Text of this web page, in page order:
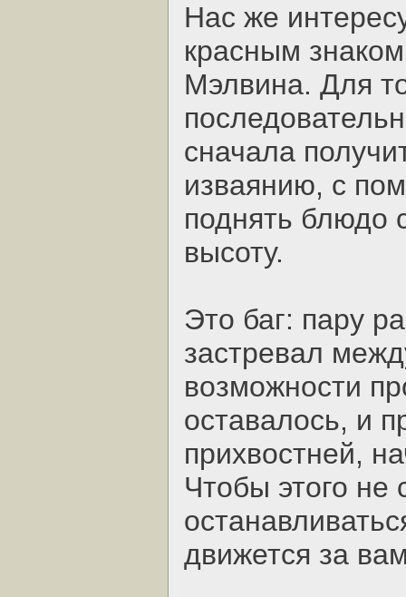
Нас же
красным
Мэлвина. Для
сначала
изваянию, с
поднять блюдо
высоту.
Это баг: пару
застревал
возможности
оставалось, и
прихвостней,
Чтобы этого не
движется за